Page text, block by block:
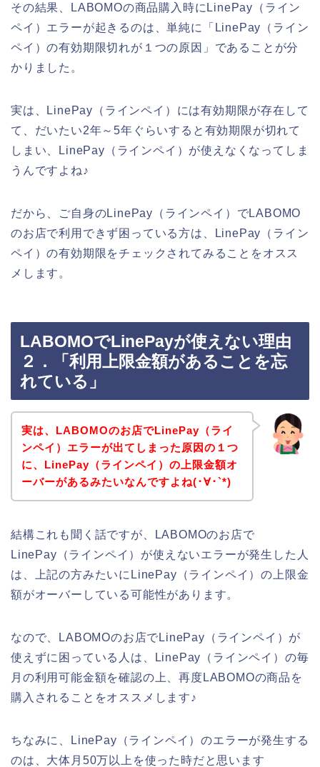
その結果、LABOMOの商品購入時にLinePay（ライン
ペイ）エラーが起きるのは、単純に「LinePay（ライン
ペイ）の有効期限切れが１つの原因」であることが分
かりました。
実は、LinePay（ラインペイ）には有効期限が存在して
て、だいたい2年～5年ぐらいすると有効期限が切れて
しまい、LinePay（ラインペイ）が使えなくなってしま
うんですよね♪
だから、ご自身のLinePay（ラインペイ）でLABOMO
のお店で利用できず困っている方は、LinePay（ライン
ペイ）の有効期限をチェックされてみることをオスス
メします。
LABOMOでLinePayが使えない理由
２．「利用上限金額があることを忘
れている」
実は、LABOMOのお店でLinePay（ライ
ンペイ）エラーが出てしまった原因の１つ
に、LinePay（ラインペイ）の上限金額オ
ーバーがあるみたいなんですよね(･∀･`*)
結構これも聞く話ですが、LABOMOのお店で
LinePay（ラインペイ）が使えないエラーが発生した人
は、上記の方みたいにLinePay（ラインペイ）の上限金
額がオーバーしている可能性があります。
なので、LABOMOのお店でLinePay（ラインペイ）が
使えずに困っている人は、LinePay（ラインペイ）の毎
月の利用可能金額を確認の上、再度LABOMOの商品を
購入されることをオススメします♪
ちなみに、LinePay（ラインペイ）のエラーが発生する
のは、大体月50万以上を使った時だと思います